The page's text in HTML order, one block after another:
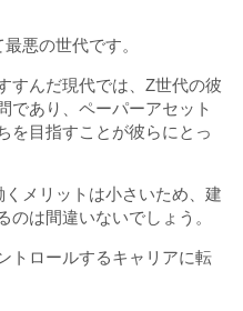
悪の世代です。
すんだ現代では、Z世代の彼
であり、ペーパーアセット
を目指すことが彼らにとっ
メリットは小さいため、建
は間違いないでしょう。
トロールするキャリアに転